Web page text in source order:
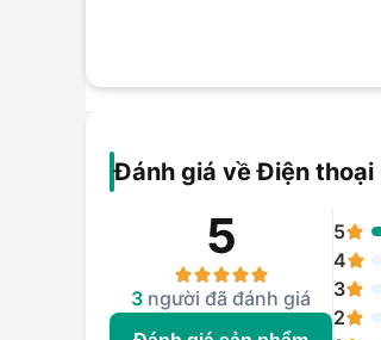
Đánh giá về Điện thoại
5
3 người đã đánh giá
5
4
3
2